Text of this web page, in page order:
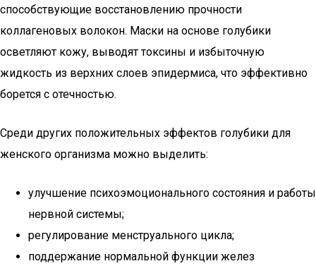
способствующие восстановлению прочности
коллагеновых волокон. Маски на основе голубики
осветляют кожу, выводят токсины и избыточную
жидкость из верхних слоев эпидермиса, что эффективно
борется с отечностью.
Среди других положительных эффектов голубики для
женского организма можно выделить:
улучшение психоэмоционального состояния и работы
нервной системы;
регулирование менструального цикла;
поддержание нормальной функции желез